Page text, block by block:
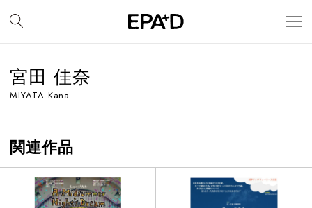
宮田 佳奈
MIYATA Kana
関連作品